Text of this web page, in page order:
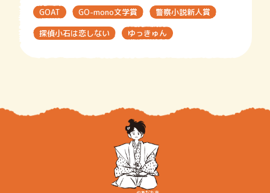
GOAT GO-mono文学賞
警察小説新人賞
探偵小石は恋しない
ゆっきゅん